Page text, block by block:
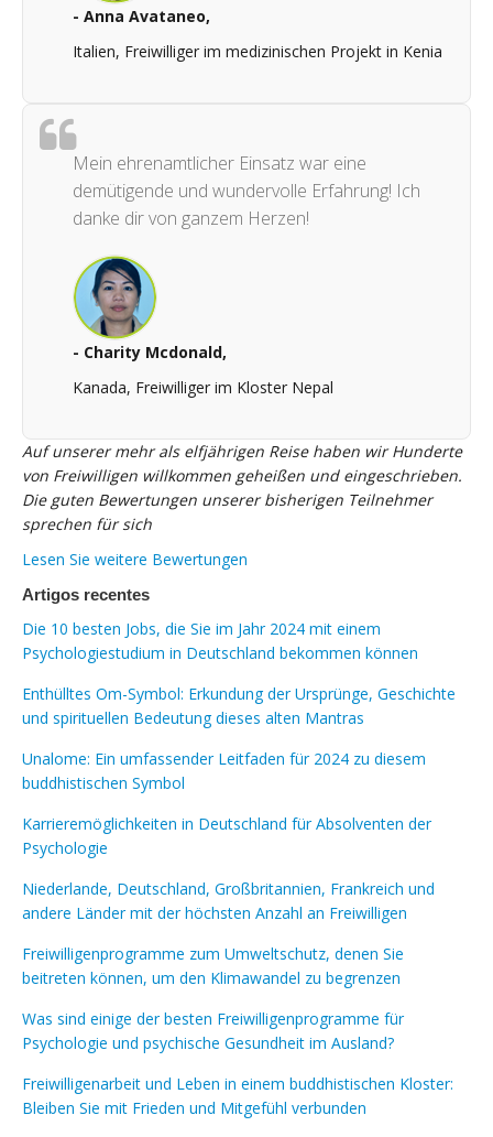
- Anna Avataneo,
Italien, Freiwilliger im medizinischen Projekt in Kenia
Mein ehrenamtlicher Einsatz war eine
demütigende und wundervolle Erfahrung! Ich
danke dir von ganzem Herzen!
- Charity Mcdonald,
Kanada, Freiwilliger im Kloster Nepal
Auf unserer mehr als elfjährigen Reise haben wir Hunderte
von Freiwilligen willkommen geheißen und eingeschrieben.
Die guten Bewertungen unserer bisherigen Teilnehmer
sprechen für sich
Lesen Sie weitere Bewertungen
Artigos recentes
Die 10 besten Jobs, die Sie im Jahr 2024 mit einem
Psychologiestudium in Deutschland bekommen können
Enthülltes Om-Symbol: Erkundung der Ursprünge, Geschichte
und spirituellen Bedeutung dieses alten Mantras
Unalome: Ein umfassender Leitfaden für 2024 zu diesem
buddhistischen Symbol
Karrieremöglichkeiten in Deutschland für Absolventen der
Psychologie
Niederlande, Deutschland, Großbritannien, Frankreich und
andere Länder mit der höchsten Anzahl an Freiwilligen
Freiwilligenprogramme zum Umweltschutz, denen Sie
beitreten können, um den Klimawandel zu begrenzen
Was sind einige der besten Freiwilligenprogramme für
Psychologie und psychische Gesundheit im Ausland?
Freiwilligenarbeit und Leben in einem buddhistischen Kloster:
Bleiben Sie mit Frieden und Mitgefühl verbunden